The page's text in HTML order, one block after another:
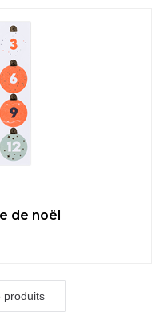
de noël
produits